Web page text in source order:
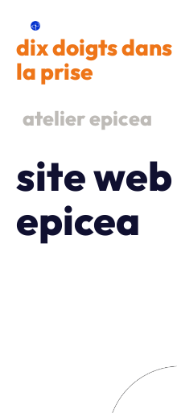
contenu
dix doigts dans
la prise
atelier epicea
site
epicea